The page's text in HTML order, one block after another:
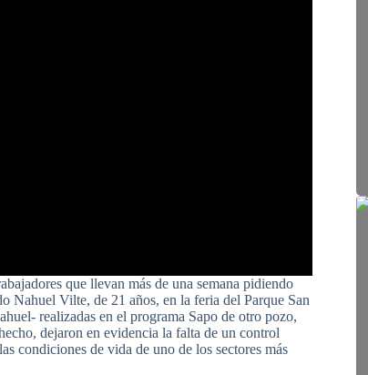
que llevan más de una semana pidiendo
Nahuel Vilte, de 21 años, en la feria del Parque San
realizadas en el programa Sapo de otro pozo,
dejaron en evidencia la falta de un control
condiciones de vida de uno de los sectores más